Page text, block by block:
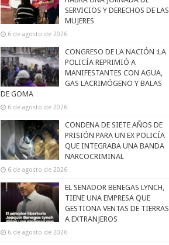
SERVICIOS Y DERECHOS DE LAS
MUJERES
6 de agosto de 2026
CONGRESO DE LA NACIÓN :LA
POLICÍA REPRIMIÓ A
MANIFESTANTES CON AGUA,
GAS LACRIMÓGENO Y BALAS
DE GOMA
6 de agosto de 2026
CONDENA DE SIETE AÑOS DE
PRISIÓN PARA UN EX POLICÍA
QUE INTEGRABA UNA BANDA
NARCOCRIMINAL
6 de agosto de 2026
EL SENADOR BENEGAS LYNCH,
TIENE UNA EMPRESA QUE
GESTIONA VENTAS DE TIERRAS
A EXTRANJEROS
6 de agosto de 2026